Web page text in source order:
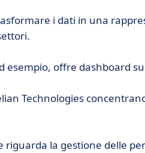
i dati in una
esempio, offre dashboard
Technologies
riguarda la gestione delle